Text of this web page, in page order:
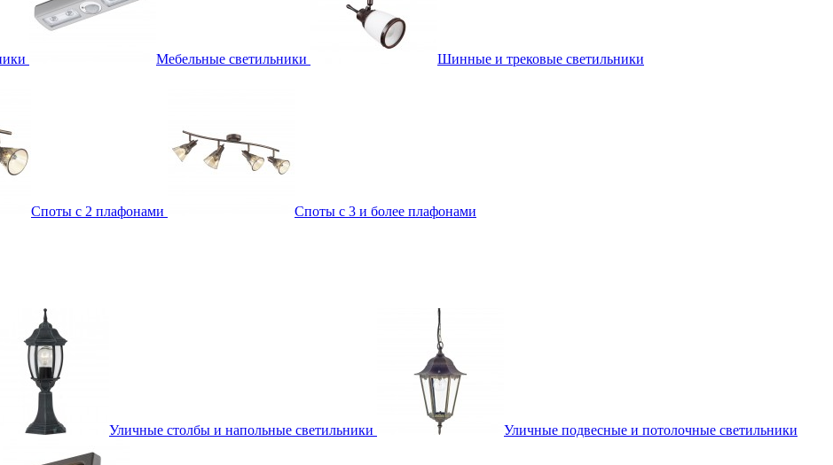
Мебельные светильники
Шинные и трековые светильники
Споты с 2 плафонами
Споты с 3 и более плафонами
Уличные столбы и напольные светильники Уличные подвесные и потолочные светильники